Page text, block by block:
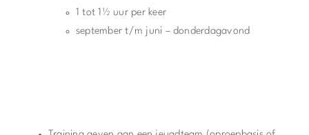
1 tot 1½ uur per keer
september t/m juni – donderdagavond